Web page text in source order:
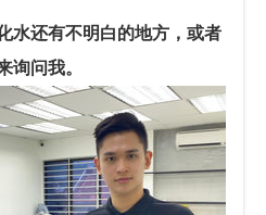
水还有不明白的地方，或者
询问我。